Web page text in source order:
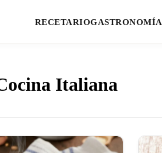
RECETARIOGASTRONOMÍA
Italiana